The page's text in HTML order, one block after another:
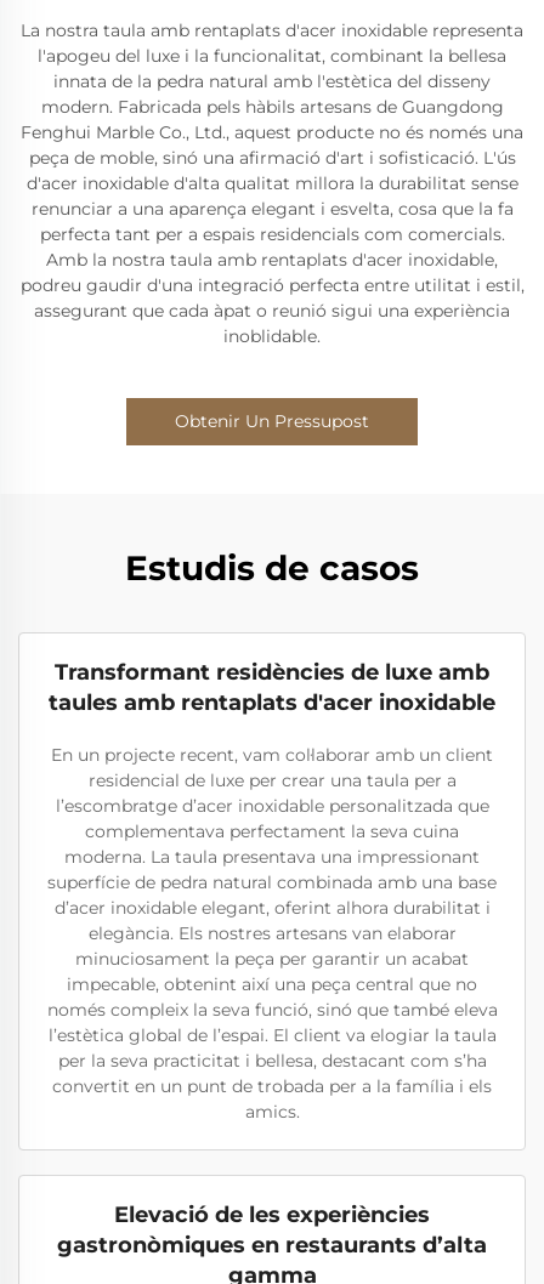
La nostra taula amb rentaplats d'acer inoxidable representa
l'apogeu del luxe i la funcionalitat, combinant la bellesa
innata de la pedra natural amb l'estètica del disseny
modern. Fabricada pels hàbils artesans de Guangdong
Fenghui Marble Co., Ltd., aquest producte no és només una
peça de moble, sinó una afirmació d'art i sofisticació. L'ús
d'acer inoxidable d'alta qualitat millora la durabilitat sense
renunciar a una aparença elegant i esvelta, cosa que la fa
perfecta tant per a espais residencials com comercials.
Amb la nostra taula amb rentaplats d'acer inoxidable,
podreu gaudir d'una integració perfecta entre utilitat i estil,
assegurant que cada àpat o reunió sigui una experiència
inoblidable.
Obtenir Un Pressupost
Estudis de casos
Transformant residències de luxe amb
taules amb rentaplats d'acer inoxidable
En un projecte recent, vam col·laborar amb un client
residencial de luxe per crear una taula per a
l’escombratge d’acer inoxidable personalitzada que
complementava perfectament la seva cuina
moderna. La taula presentava una impressionant
superfície de pedra natural combinada amb una base
d’acer inoxidable elegant, oferint alhora durabilitat i
elegància. Els nostres artesans van elaborar
minuciosament la peça per garantir un acabat
impecable, obtenint així una peça central que no
només compleix la seva funció, sinó que també eleva
l’estètica global de l’espai. El client va elogiar la taula
per la seva practicitat i bellesa, destacant com s’ha
convertit en un punt de trobada per a la família i els
amics.
Elevació de les experiències
gastronòmiques en restaurants d’alta
gamma